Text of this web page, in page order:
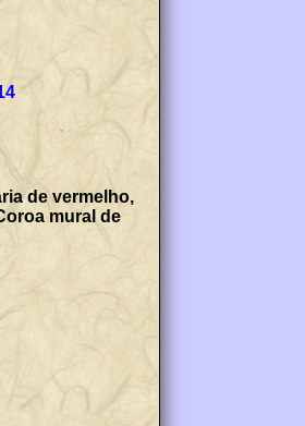
de vermelho,
mural de